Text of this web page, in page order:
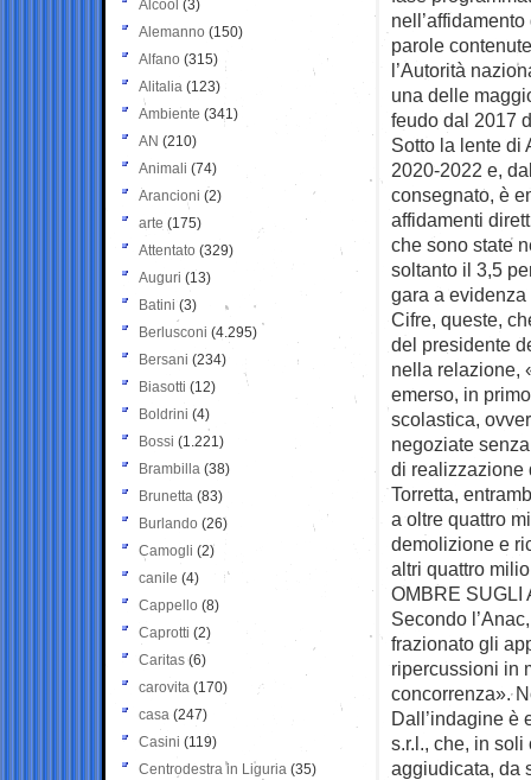
parole
l’Autorità
una delle
feudo dal 2017
Sotto la lente di
2020-2022 e,
consegnato, è
affidamenti
che sono state
soltanto il 3,5
gara a
Cifre, queste,
del presidente
nella relazione,
emerso, in
scolastica,
negoziate
di realizzazione
Torretta,
a oltre quattro
demolizione e
altri quattro
OMBRE SUGLI
Secondo
frazionato gli
ripercussioni in
concorrenza».
Dall’indagine è
s.r.l., che, in
aggiudicata, da
Alcool (3)
Alemanno (150)
Alfano (315)
Alitalia (123)
Ambiente (341)
AN (210)
Animali (74)
Arancioni (2)
arte (175)
Attentato (329)
Auguri (13)
Batini (3)
Berlusconi (4.295)
Bersani (234)
Biasotti (12)
Boldrini (4)
Bossi (1.221)
Brambilla (38)
Brunetta (83)
Burlando (26)
Camogli (2)
canile (4)
Cappello (8)
Caprotti (2)
Caritas (6)
carovita (170)
casa (247)
Casini (119)
Centrodestra in Liguria (35)